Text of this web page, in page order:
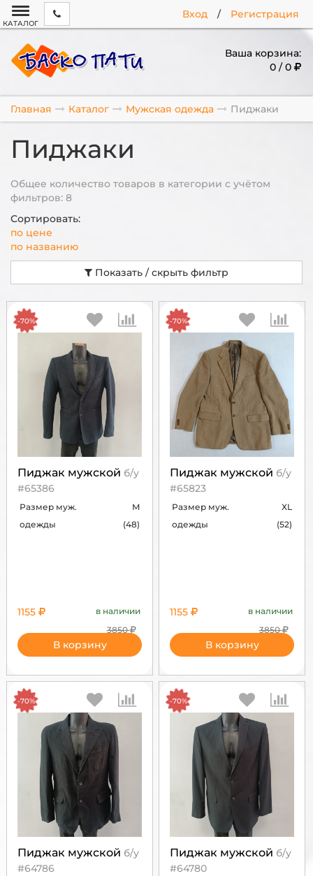
Вход / Регистрация
КАТАЛОГ
Ваша корзина:
0 / 0
Главная Каталог Мужская одежда Пиджаки
Пиджаки
Общее количество товаров в категории с учётом
фильтров: 8
Сортировать:
по цене
по названию
Показать / скрыть фильтр
Пиджак мужской б/у
#65386
Размер муж.
одежды
M
(48)
-70%
1155
в наличии
3850
В корзину
Пиджак мужской б/у
#65823
Размер муж.
одежды
XL
(52)
-70%
1155
в наличии
3850
В корзину
Пиджак мужской б/у
#64786
-70%
Пиджак мужской б/у
#64780
-70%